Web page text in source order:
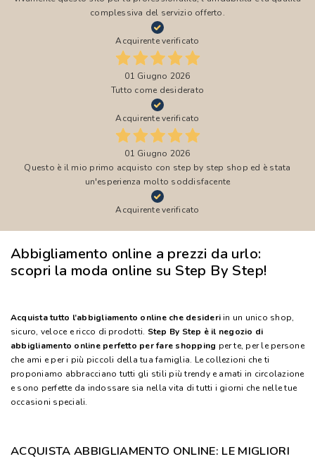
complessiva del servizio offerto.
Acquirente verificato
01 Giugno 2026
Tutto come desiderato
Acquirente verificato
01 Giugno 2026
Questo è il mio primo acquisto con step by step shop ed è stata
un'esperienza molto soddisfacente
Acquirente verificato
Abbigliamento online a prezzi da urlo:
scopri la moda online su Step By Step!
Acquista tutto l’abbigliamento online che desideri in un unico shop,
sicuro, veloce e ricco di prodotti. Step By Step è il negozio di
abbigliamento online perfetto per fare shopping per te, per le persone
che ami e per i più piccoli della tua famiglia. Le collezioni che ti
proponiamo abbracciano tutti gli stili più trendy e amati in circolazione
e sono perfette da indossare sia nella vita di tutti i giorni che nelle tue
occasioni speciali.
ACQUISTA ABBIGLIAMENTO ONLINE: LE MIGLIORI